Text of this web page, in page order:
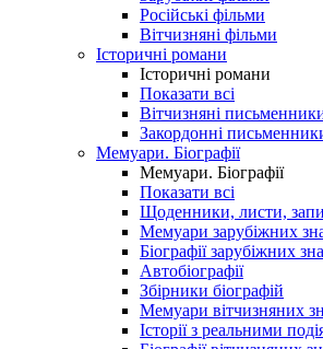
Російські фільми
Вітчизняні фільми
Історичні романи
Історичні романи
Показати всі
Вітчизняні
Закордонні
Мемуари. Біографії
Мемуари. Біографії
Показати всі
Щоденники, листи,
Мемуари зарубіжних
Біографії зарубіжних
Автобіографії
Збірники біографій
Мемуари вітчизняних
Історії з реальними